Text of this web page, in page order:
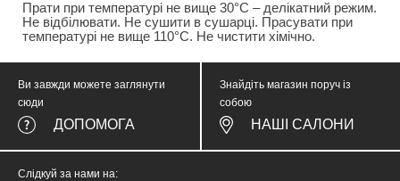
Прати при температурі не вище 30°C – делікатний режим.
Не відбілювати. Не сушити в сушарці. Прасувати при
температурі не вище 110°C. Не чистити хімічно.
Ви завжди можете заглянути
сюди
ДОПОМОГА
Знайдіть магазин поруч із
собою
НАШІ САЛОНИ
Слідкуй за нами на: